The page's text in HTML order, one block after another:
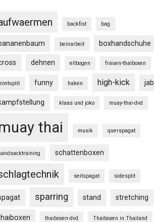
backfist bag
beinarbeit boxhandschuhe
dehnen ellbogen frauen-thaiboxen
funny haken high-kick jab
klaas und joko muay-thai-dvd
thai musik querspagat
schattenboxen
seitspagat sidesplit
sparring stand stretching
thaiboxen-dvd Thaiboxen in Thailand